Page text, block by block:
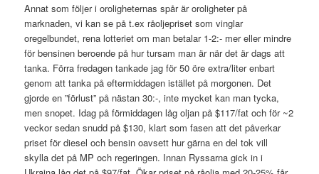
Annat som följer i oroligheternas spår är oroligheter på
marknaden, vi kan se på t.ex råoljepriset som vinglar
oregelbundet, rena lotteriet om man betalar 1-2:- mer eller mindre
för bensinen beroende på hur tursam man är när det är dags att
tanka. Förra fredagen tankade jag för 50 öre extra/liter enbart
genom att tanka på eftermiddagen istället på morgonen. Det
gjorde en ”förlust” på nästan 30:-, inte mycket kan man tycka,
men snopet. Idag på förmiddagen låg oljan på $117/fat och för ~2
veckor sedan snudd på $130, klart som fasen att det påverkar
priset för diesel och bensin oavsett hur gärna en del tok vill
skylla det på MP och regeringen. Innan Ryssarna gick in i